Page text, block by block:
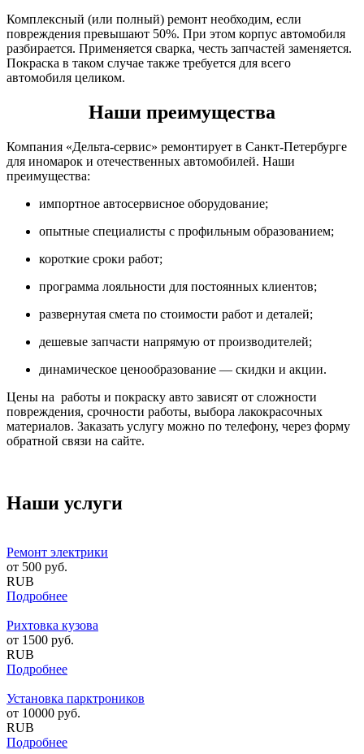
Комплексный (или полный) ремонт необходим, если
повреждения превышают 50%. При этом корпус автомобиля
разбирается. Применяется сварка, честь запчастей заменяется.
Покраска в таком случае также требуется для всего
автомобиля целиком.
Наши преимущества
Компания «Дельта-сервис» ремонтирует в Санкт-Петербурге
для иномарок и отечественных автомобилей. Наши
преимущества:
импортное автосервисное оборудование;
опытные специалисты с профильным образованием;
короткие сроки работ;
программа лояльности для постоянных клиентов;
развернутая смета по стоимости работ и деталей;
дешевые запчасти напрямую от производителей;
динамическое ценообразование — скидки и акции.
Цены на работы и покраску авто зависят от сложности
повреждения, срочности работы, выбора лакокрасочных
материалов. Заказать услугу можно по телефону, через форму
обратной связи на сайте.
Наши услуги
Ремонт электрики
от 500 руб.
RUB
Подробнее
Рихтовка кузова
от 1500 руб.
RUB
Подробнее
Установка парктроников
от 10000 руб.
RUB
Подробнее